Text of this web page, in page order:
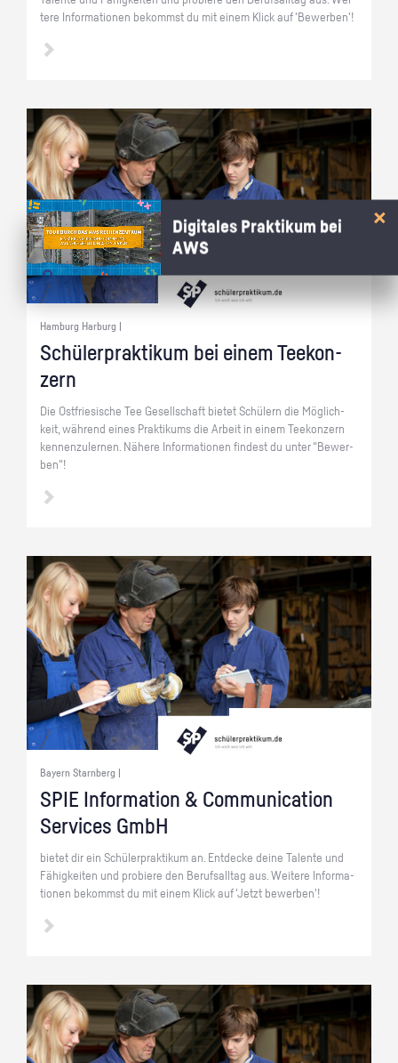
te­re In­for­ma­tio­nen be­kommst du mit einem Klick auf 'Be­wer­ben'!
Hamburg Harburg |
Schü­ler­prak­ti­kum bei einem Tee­kon­
zern
Die Ost­frie­si­sche Tee Ge­sell­schaft bie­tet Schü­lern die Mög­lich­
keit, wäh­rend eines Prak­ti­kums die Ar­beit in einem Tee­kon­zern
ken­nen­zu­ler­nen. Nä­he­re In­for­ma­tio­nen fin­dest du unter "Be­wer­
ben"!
Bayern Starnberg |
SPIE In­for­ma­ti­on & Com­mu­ni­ca­ti­on
Ser­vices GmbH
bie­tet dir ein Schü­ler­prak­ti­kum an. Ent­de­cke deine Ta­len­te und
Fä­hig­kei­ten und pro­bie­re den Be­rufs­all­tag aus. Wei­te­re In­for­ma­
tio­nen be­kommst du mit einem Klick auf 'Jetzt be­wer­ben'!
Digitales Praktikum bei
AWS